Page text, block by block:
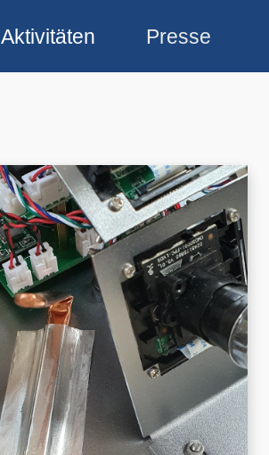
Aktivitäten Presse